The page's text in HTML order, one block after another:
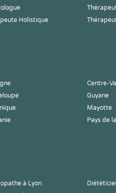
Holistique
Centre-
Guyane
Mayotte
Pays de
à Lyon